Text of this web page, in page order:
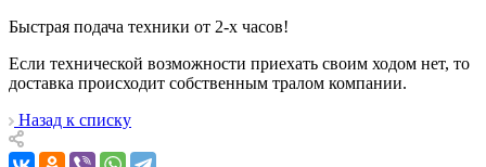
Быстрая подача техники от 2-х часов!
Если технической возможности приехать своим ходом нет, то
доставка проиcходит собственным тралом компании.
Назад к списку